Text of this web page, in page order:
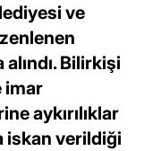
ve
Bilirkişi
imar
aykırılıklar
iskan verildiği